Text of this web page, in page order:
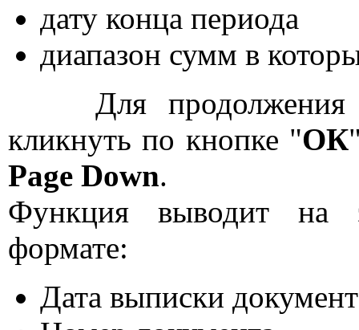
дату конца периода
диапазон сумм в
Для продолжения
кликнуть по кнопке "ОК
Page Down.
Функция выводит на
формате:
Дата выписки